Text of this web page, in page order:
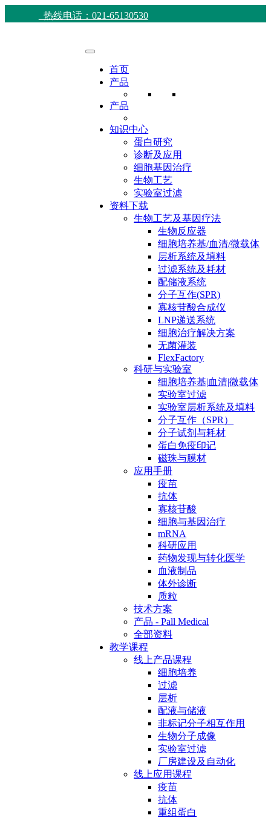
热线电话：021-65130530
首页
产品
产品
知识中心
蛋白研究
诊断及应用
细胞基因治疗
生物工艺
实验室过滤
资料下载
生物工艺及基因疗法
生物反应器
细胞培养基/血清/微载体
层析系统及填料
过滤系统及耗材
配储液系统
分子互作(SPR)
寡核苷酸合成仪
LNP递送系统
细胞治疗解决方案
无菌灌装
FlexFactory
科研与实验室
细胞培养基|血清|微载体
实验室过滤
实验室层析系统及填料
分子互作（SPR）
分子试剂与耗材
蛋白免疫印记
磁珠与膜材
应用手册
疫苗
抗体
寡核苷酸
细胞与基因治疗
mRNA
科研应用
药物发现与转化医学
血液制品
体外诊断
质粒
技术方案
产品 - Pall Medical
全部资料
教学课程
线上产品课程
细胞培养
过滤
层析
配液与储液
非标记分子相互作用
生物分子成像
实验室过滤
厂房建设及自动化
线上应用课程
疫苗
抗体
重组蛋白